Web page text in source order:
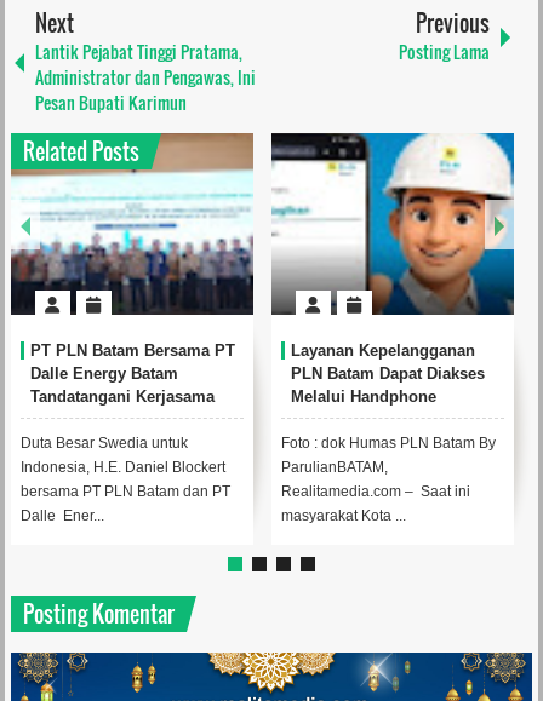
Next
Lantik Pejabat Tinggi Pratama,
Administrator dan Pengawas, Ini
Pesan Bupati Karimun
Previous
Posting Lama
Related Posts
Layanan Kepelangganan
PLN Batam Dapat Diakses
Melalui Handphone
Foto : dok Humas PLN Batam By
ParulianBATAM,
Realitamedia.com – Saat ini
masyarakat Kota ...
Wujudkan Kota Batam
Sebagai Hubungan Digital
Terdepan di Asia Tenggara,
PLN Batam dan BP Batam
Dukung Ekspansi Firmus
Technologies
Foto udara pembangunan pusat
data (data center) di Kawasan
Ekonomi Khusus (KEK) Nongsa
Digital Park,...
Posting Komentar